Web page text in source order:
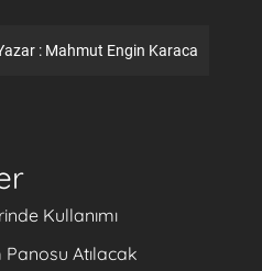
: Mahmut Engin Karaca
Kullanımı
Atılacak